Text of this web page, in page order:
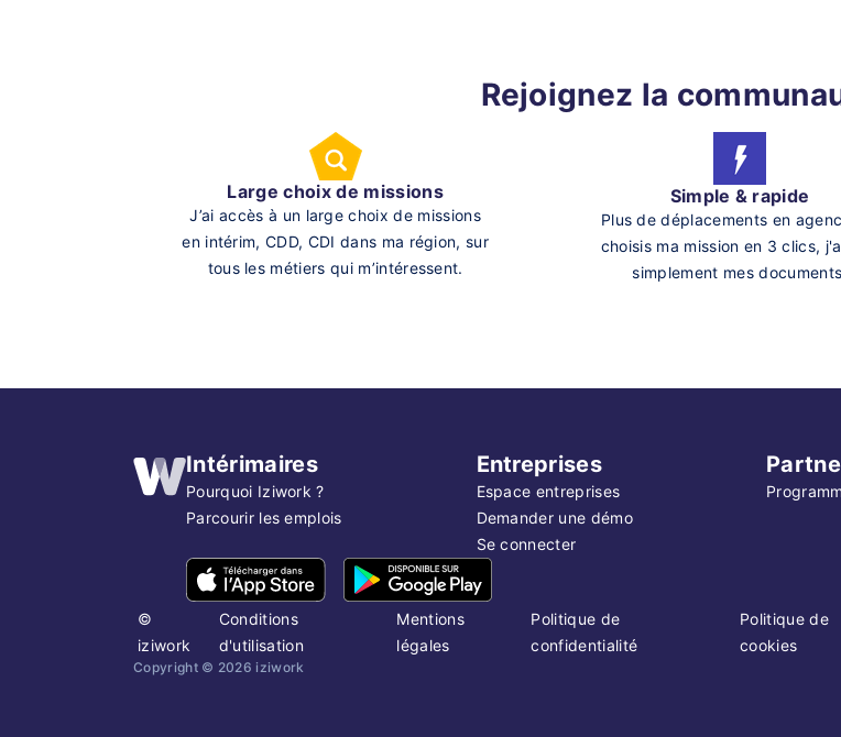
Rejoignez la
Large choix de missions
J’ai accès à un large choix de missions
en intérim, CDD, CDI dans ma région, sur
tous les métiers qui m’intéressent.
Simple & rapide
Plus de déplacements en
choisis ma mission en 3 clics,
simplement mes
Intérimaires
Pourquoi Iziwork ?
Parcourir les emplois
Entreprises
Espace entreprises
Demander une démo
Se connecter
©
iziwork
Conditions
d'utilisation
Mentions
légales
Politique de
confidentialité
Politique de
cookies
Copyright © 2026 iziwork